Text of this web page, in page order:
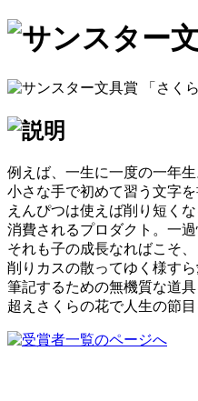
例えば、一生に一度の一年生
小さな手で初めて習う文字
えんぴつは使えば削り短くな
消費されるプロダクト。一過
それも子の成長なればこそ、
削りカスの散ってゆく様すら
筆記するための無機質な道具
超えさくらの花で人生の節目